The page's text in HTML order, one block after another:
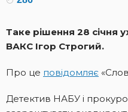
Таке рішення 28 січня
ВАКС Ігор Строгий.
Про це повідомляє
Детектив НАБУ і